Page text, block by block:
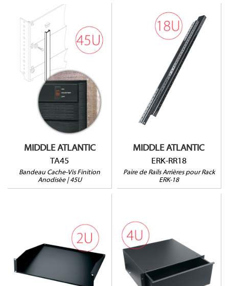
MIDDLE ATLANTIC
TA45
Bandeau Cache-Vis Finition
Anodisée | 45U
TA45
Finition Anodisée
Longueur : 2m (45U)
Largeur : 17mm
Vendu à l'unité
MIDDLE ATLANTIC
ERK-RR18
Paire de Rails Arrières pour Rack
ERK-18
ERK-RR18
Pour rack ERK-18
Vendu par paire
2U
HxLxP : 178 x 483 x